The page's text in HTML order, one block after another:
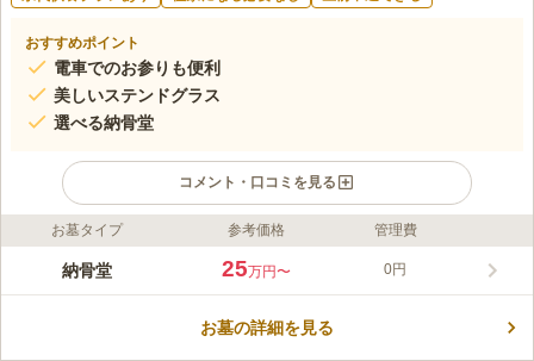
おすすめポイント
電車でのお参りも便利
美しいステンドグラス
選べる納骨堂
コメント・口コミを見る
ライフドット編集部のコメント
「みんなのお寺」としており、宗教・宗旨・宗派などを問わず誰
図」のステンドグラスがあり、お参りに来た人の目を楽しませて
お墓タイプ 参考価格 管理費
納骨堂 25万円〜 0円
お墓の詳細を見る